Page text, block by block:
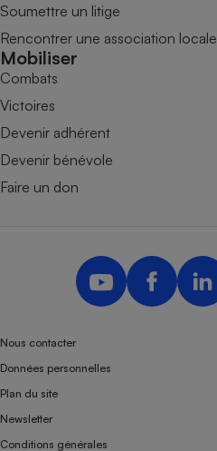
Soumettre un litige
Rencontrer une association locale
Mobiliser
Combats
Victoires
Devenir adhérent
Devenir bénévole
Faire un don
Nous contacter
Données personnelles
Plan du site
Newsletter
Conditions générales